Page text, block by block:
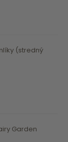
(stredný
Garden